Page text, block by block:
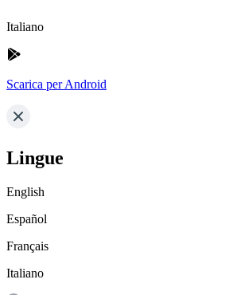
Italiano
Scarica per Android
Lingue
English
Español
Français
Italiano